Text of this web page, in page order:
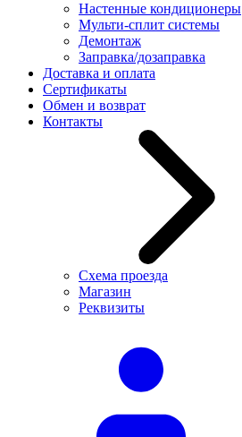
Настенные кондиционеры
Мульти-сплит системы
Демонтаж
Заправка/дозаправка
Доставка и оплата
Сертификаты
Обмен и возврат
Контакты
Схема проезда
Магазин
Реквизиты